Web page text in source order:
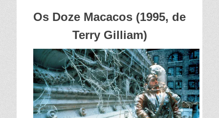
Os Doze Macacos (1995, de
Terry Gilliam)